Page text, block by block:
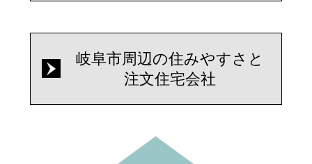
岐阜市周辺の住みやすさと
注文住宅会社